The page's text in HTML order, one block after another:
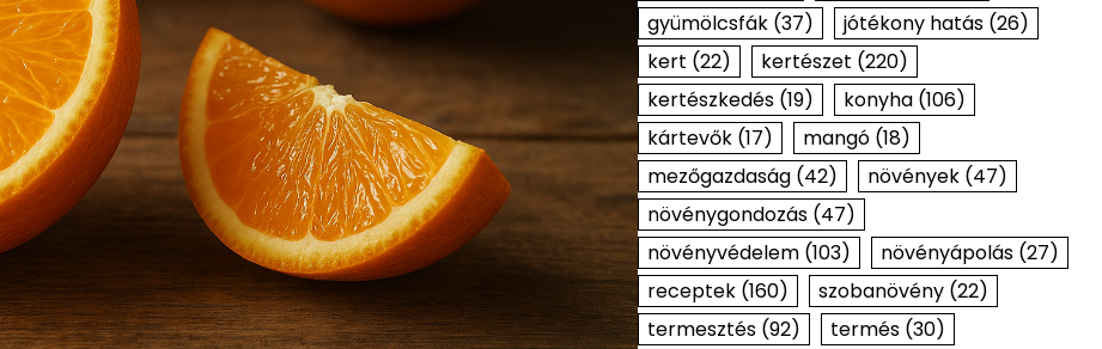
gyümölcsfák(37) jótékony hatás(26)
kert (22) kertészet (220)
kertészkedés(19) konyha(106)
kártevők(17) mangó(18)
mezőgazdaság(42) növények(47)
növénygondozás(47)
növényvédelem(103) növényápolás(27)
receptek(160) szobanövény(22)
termesztés(92) termés(30)